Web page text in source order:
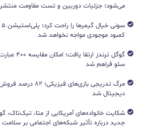
می‌شود؛ جزئیات دوربین و تست مقاومت
کمبود موجودی مواجه نخواهد شد
گوگل
سئو فراهم شد
مرگ تدریجی بازی‌های
دیجیتال شد
شکایت خانواده‌های آمریکایی از متا،
جدید درباره تأثیر شبکه‌های اجتماعی بر سلامت